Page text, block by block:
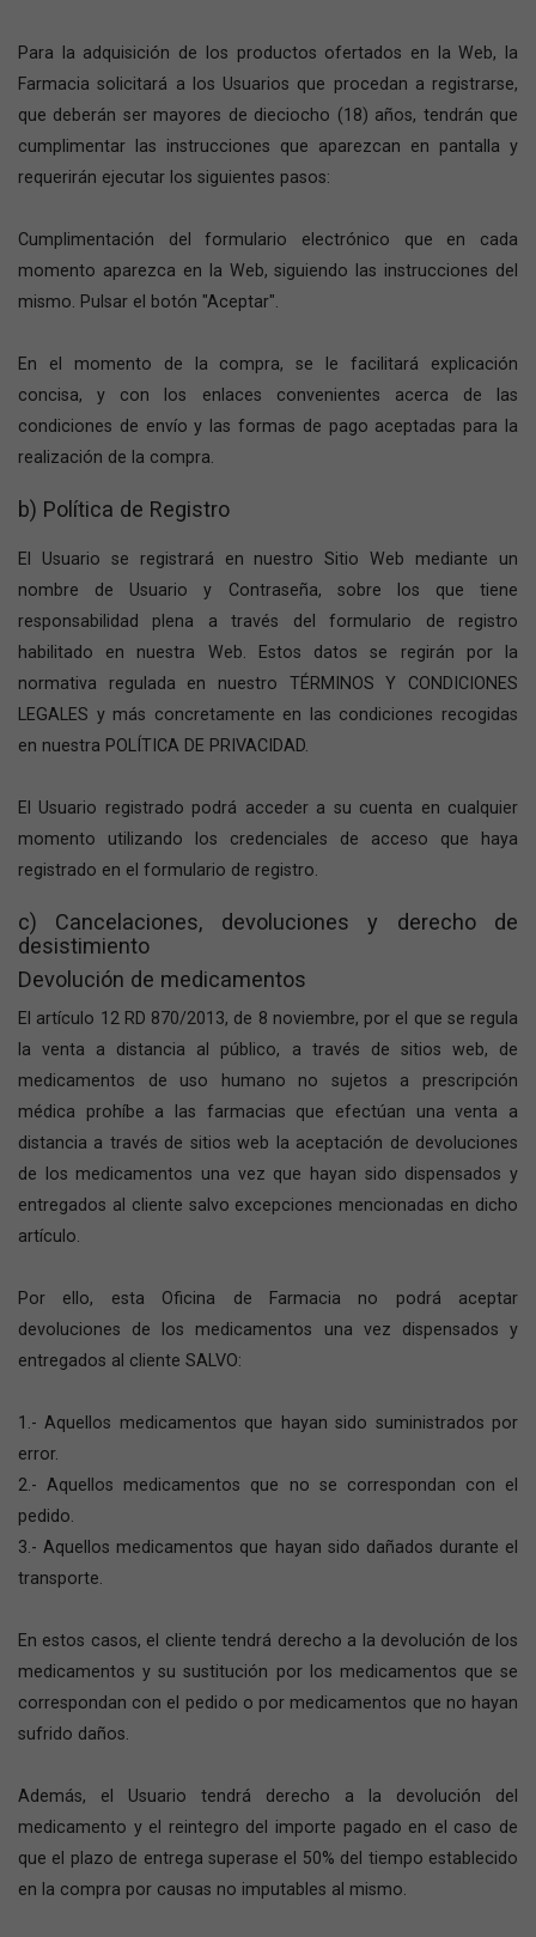
Para la adquisición de los productos ofertados en la Web, la
Farmacia solicitará a los Usuarios que procedan a registrarse,
que deberán ser mayores de dieciocho (18) años, tendrán que
cumplimentar las instrucciones que aparezcan en pantalla y
requerirán ejecutar los siguientes pasos:
Cumplimentación del formulario electrónico que en cada
momento aparezca en la Web, siguiendo las instrucciones del
mismo. Pulsar el botón "Aceptar".
En el momento de la compra, se le facilitará explicación
concisa, y con los enlaces convenientes acerca de las
condiciones de envío y las formas de pago aceptadas para la
realización de la compra.
b) Política de Registro
El Usuario se registrará en nuestro Sitio Web mediante un
nombre de Usuario y Contraseña, sobre los que tiene
responsabilidad plena a través del formulario de registro
habilitado en nuestra Web. Estos datos se regirán por la
normativa regulada en nuestro TÉRMINOS Y CONDICIONES
LEGALES y más concretamente en las condiciones recogidas
en nuestra POLÍTICA DE PRIVACIDAD.
El Usuario registrado podrá acceder a su cuenta en cualquier
momento utilizando los credenciales de acceso que haya
registrado en el formulario de registro.
c) Cancelaciones, devoluciones y derecho de
desistimiento
Devolución de medicamentos
El artículo 12 RD 870/2013, de 8 noviembre, por el que se regula
la venta a distancia al público, a través de sitios web, de
medicamentos de uso humano no sujetos a prescripción
médica prohíbe a las farmacias que efectúan una venta a
distancia a través de sitios web la aceptación de devoluciones
de los medicamentos una vez que hayan sido dispensados y
entregados al cliente salvo excepciones mencionadas en dicho
artículo.
Por ello, esta Oficina de Farmacia no podrá aceptar
devoluciones de los medicamentos una vez dispensados y
entregados al cliente SALVO:
1.- Aquellos medicamentos que hayan sido suministrados por
error.
2.- Aquellos medicamentos que no se correspondan con el
pedido.
3.- Aquellos medicamentos que hayan sido dañados durante el
transporte.
En estos casos, el cliente tendrá derecho a la devolución de los
medicamentos y su sustitución por los medicamentos que se
correspondan con el pedido o por medicamentos que no hayan
sufrido daños.
Además, el Usuario tendrá derecho a la devolución del
medicamento y el reintegro del importe pagado en el caso de
que el plazo de entrega superase el 50% del tiempo establecido
en la compra por causas no imputables al mismo.